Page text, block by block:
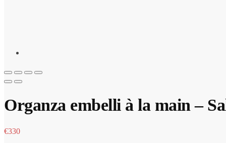
Organza embelli à la main –
€330